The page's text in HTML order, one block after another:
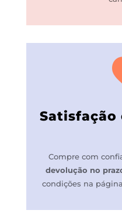
Satisfação
Compre com
devolução no
condições na